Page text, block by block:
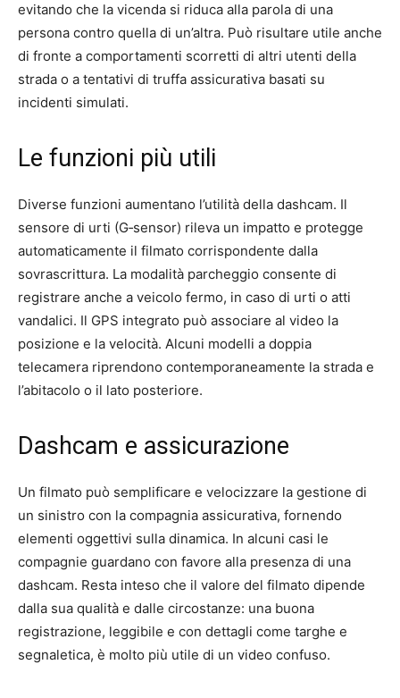
evitando che la vicenda si riduca alla parola di una
persona contro quella di un’altra. Può risultare utile anche
di fronte a comportamenti scorretti di altri utenti della
strada o a tentativi di truffa assicurativa basati su
incidenti simulati.
Le funzioni più utili
Diverse funzioni aumentano l’utilità della dashcam. Il
sensore di urti (G‑sensor) rileva un impatto e protegge
automaticamente il filmato corrispondente dalla
sovrascrittura. La modalità parcheggio consente di
registrare anche a veicolo fermo, in caso di urti o atti
vandalici. Il GPS integrato può associare al video la
posizione e la velocità. Alcuni modelli a doppia
telecamera riprendono contemporaneamente la strada e
l’abitacolo o il lato posteriore.
Dashcam e assicurazione
Un filmato può semplificare e velocizzare la gestione di
un sinistro con la compagnia assicurativa, fornendo
elementi oggettivi sulla dinamica. In alcuni casi le
compagnie guardano con favore alla presenza di una
dashcam. Resta inteso che il valore del filmato dipende
dalla sua qualità e dalle circostanze: una buona
registrazione, leggibile e con dettagli come targhe e
segnaletica, è molto più utile di un video confuso.